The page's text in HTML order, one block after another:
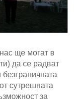
ще могат в
да се радват
сутрешната
за